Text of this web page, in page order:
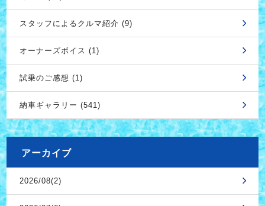
スタッフによるクルマ紹介 (9)
オーナーズボイス (1)
試乗のご感想 (1)
納車ギャラリー (541)
アーカイブ
2026/08(2)